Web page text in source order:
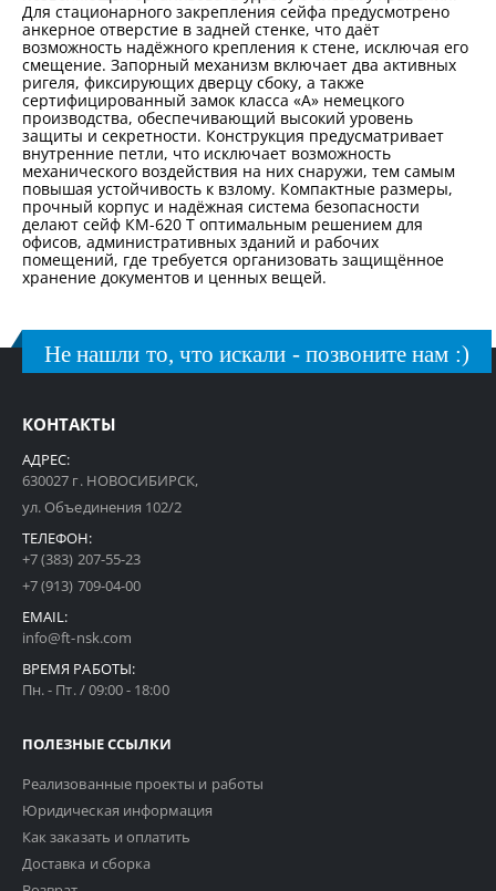
Для стационарного закрепления сейфа предусмотрено
анкерное отверстие в задней стенке, что даёт
возможность надёжного крепления к стене, исключая его
смещение. Запорный механизм включает два активных
ригеля, фиксирующих дверцу сбоку, а также
сертифицированный замок класса «А» немецкого
производства, обеспечивающий высокий уровень
защиты и секретности. Конструкция предусматривает
внутренние петли, что исключает возможность
механического воздействия на них снаружи, тем самым
повышая устойчивость к взлому. Компактные размеры,
прочный корпус и надёжная система безопасности
делают сейф КМ-620 Т оптимальным решением для
офисов, административных зданий и рабочих
помещений, где требуется организовать защищённое
хранение документов и ценных вещей.
Не нашли то, что искали - позвоните нам :)
КОНТАКТЫ
АДРЕС:
630027 г. НОВОСИБИРСК,
ул. Объединения 102/2
ТЕЛЕФОН:
+7 (383) 207-55-23
+7 (913) 709-04-00
EMAIL:
info@ft-nsk.com
ВРЕМЯ РАБОТЫ:
Пн. - Пт. / 09:00 - 18:00
ПОЛЕЗНЫЕ ССЫЛКИ
Реализованные проекты и работы
Юридическая информация
Как заказать и оплатить
Доставка и сборка